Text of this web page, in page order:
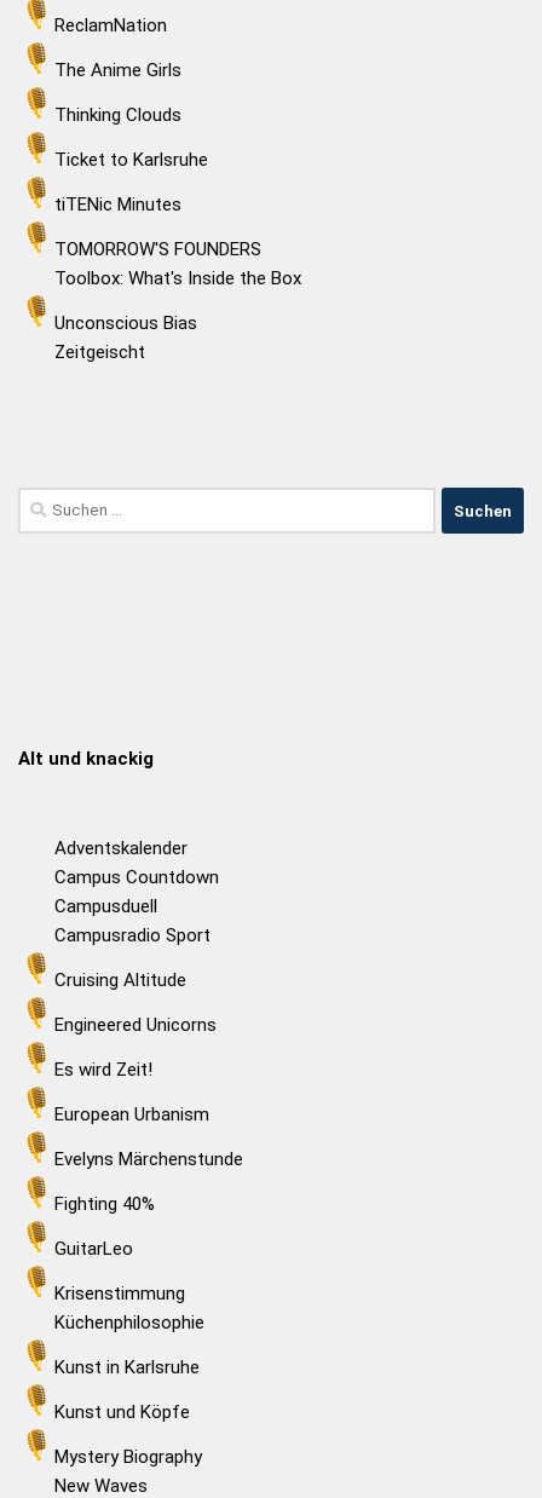
ReclamNation
The Anime Girls
Thinking Clouds
Ticket to Karlsruhe
tiTENic Minutes
TOMORROW'S FOUNDERS
Toolbox: What's Inside the Box
Unconscious Bias
Zeitgeischt
Alt und knackig
Adventskalender
Campus Countdown
Campusduell
Campusradio Sport
Cruising Altitude
Engineered Unicorns
Es wird Zeit!
European Urbanism
Evelyns Märchenstunde
Fighting 40%
GuitarLeo
Krisenstimmung
Küchenphilosophie
Kunst in Karlsruhe
Kunst und Köpfe
Mystery Biography
New Waves